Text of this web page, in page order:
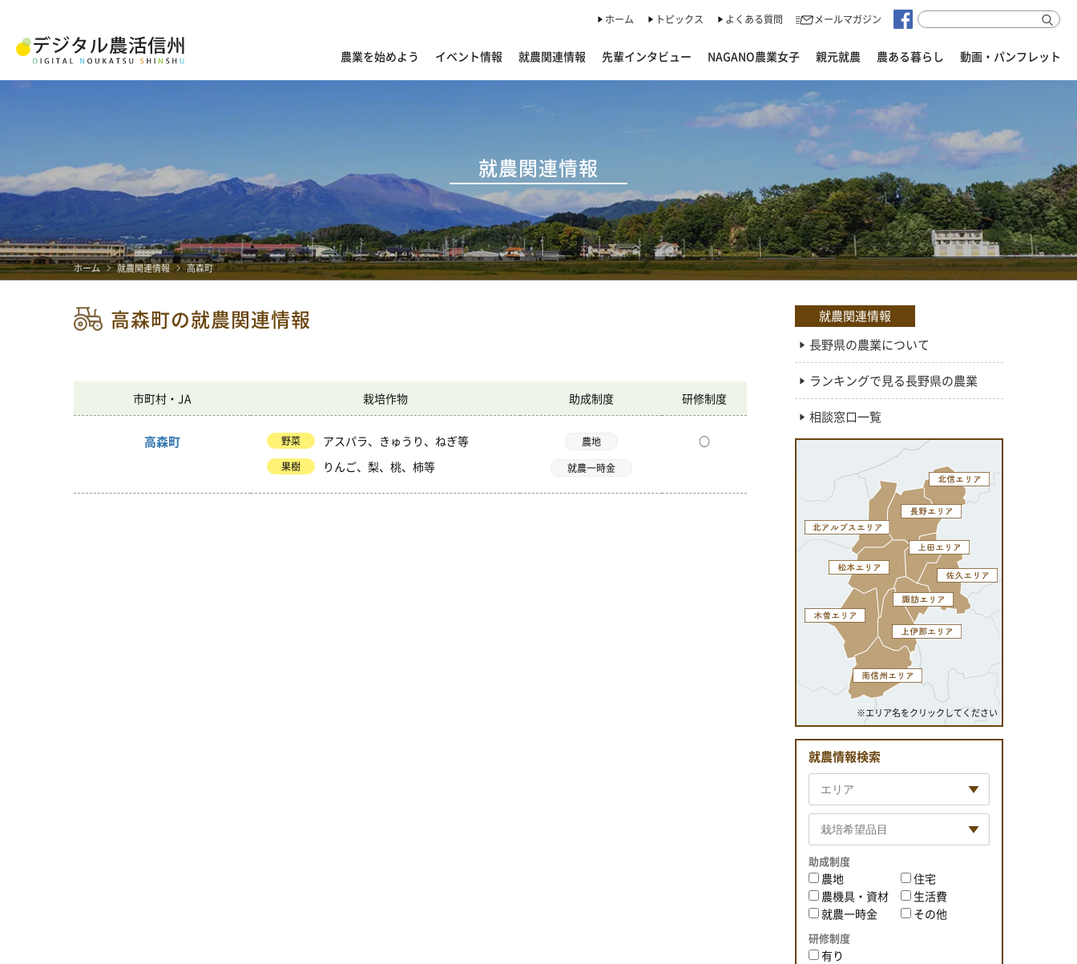
ホーム トピックス よくある質問 メールマガジン
農業を始めよう イベント情報 就農関連情報 先輩インタビュー NAGANO農業女子 親元就農 農ある暮らし 動画・パンフレット
就農関連情報
ホーム 就農関連情報 高森町
高森町の就農関連情報
市町村・JA 栽培作物 助成制度 研修制度
高森町 野菜 アスパラ、きゅうり、ねぎ等
果樹 りんご、梨、桃、柿等
農地
就農一時金
○
就農関連情報
長野県の農業について
ランキングで見る長野県の農業
相談窓口一覧
※エリア名をクリックしてください
就農情報検索
助成制度
農地
住宅
農機具・資材
生活費
就農一時金
その他
研修制度
有り